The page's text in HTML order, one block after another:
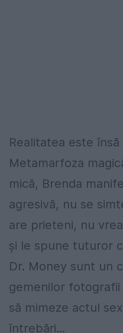
Realitatea este
Metamarfoza
mică, Brenda
agresivă, nu se
are prieteni, nu
și le spune tuturor
Dr. Money sunt un
gemenilor
să mimeze actul
întrebări...